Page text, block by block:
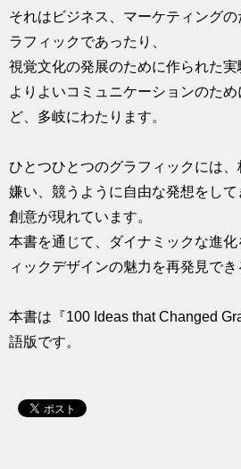
それはビジネス、マーケティング
ラフィックであったり、
視覚文化の発展のために作られた実
よりよいコミュニケーションのた
ど、多岐にわたります。
ひとつひとつのグラフィックには
嫌い、競うように自由な発想をし
創意が現れています。
本書を通じて、ダイナミックな進
ィックデザインの魅力を再発見でき
本書は『100 Ideas that Changed
語版です。